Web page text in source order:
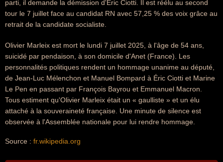
parti, il demande la démission d'Éric Ciotti. Il est réélu au second
tour le 7 juillet face au candidat RN avec 57,25 % des voix grâce au
retrait de la candidate socialiste.
Olivier Marleix est mort le lundi 7 juillet 2025, à l'âge de 54 ans,
suicidé par pendaison, à son domicile d'Anet (France). Les
personnalités politiques rendent un hommage unanime au député,
de Jean-Luc Mélenchon et Manuel Bompard à Éric Ciotti et Marine
Le Pen en passant par François Bayrou et Emmanuel Macron.
Tous estiment qu'Olivier Marleix était un « gaulliste » et un élu
attaché à la souveraineté française. Une minute de silence est
observée à l'Assemblée nationale pour lui rendre hommage.
Source : fr.wikipedia.org